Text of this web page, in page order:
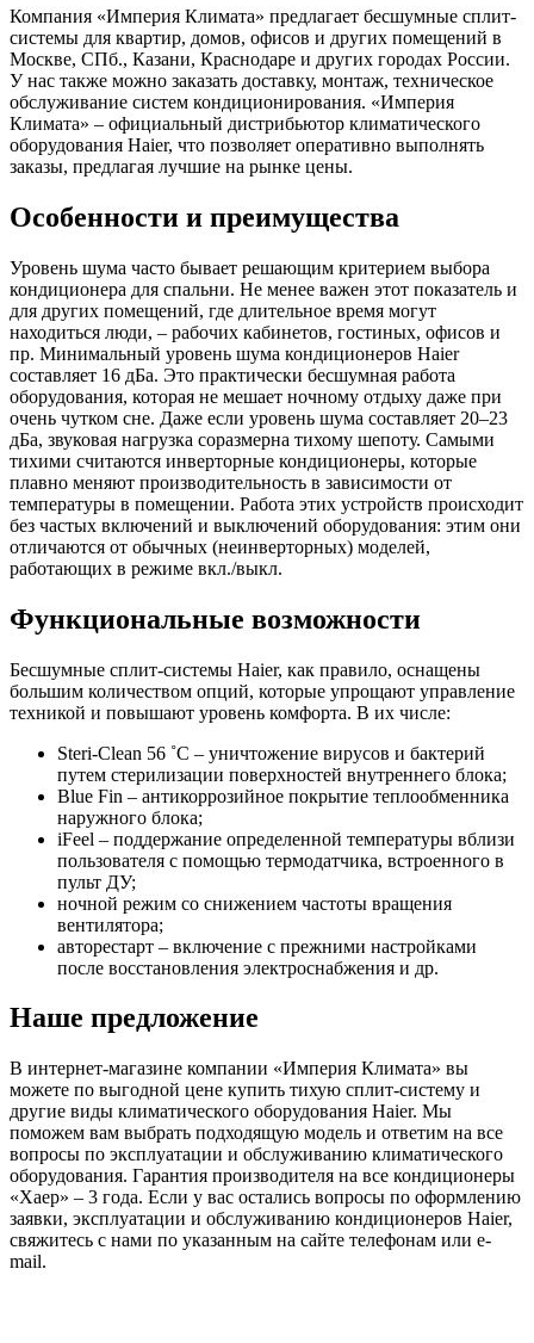
Компания «Империя Климата» предлагает бесшумные сплит-
системы для квартир, домов, офисов и других помещений в
Москве, СПб., Казани, Краснодаре и других городах России.
У нас также можно заказать доставку, монтаж, техническое
обслуживание систем кондиционирования. «Империя
Климата» – официальный дистрибьютор климатического
оборудования Haier, что позволяет оперативно выполнять
заказы, предлагая лучшие на рынке цены.
Особенности и преимущества
Уровень шума часто бывает решающим критерием выбора
кондиционера для спальни. Не менее важен этот показатель и
для других помещений, где длительное время могут
находиться люди, – рабочих кабинетов, гостиных, офисов и
пр. Минимальный уровень шума кондиционеров Haier
составляет 16 дБа. Это практически бесшумная работа
оборудования, которая не мешает ночному отдыху даже при
очень чутком сне. Даже если уровень шума составляет 20–23
дБа, звуковая нагрузка соразмерна тихому шепоту. Самыми
тихими считаются инверторные кондиционеры, которые
плавно меняют производительность в зависимости от
температуры в помещении. Работа этих устройств происходит
без частых включений и выключений оборудования: этим они
отличаются от обычных (неинверторных) моделей,
работающих в режиме вкл./выкл.
Функциональные возможности
Бесшумные сплит-системы Haier, как правило, оснащены
большим количеством опций, которые упрощают управление
техникой и повышают уровень комфорта. В их числе:
Steri-Clean 56 ˚C – уничтожение вирусов и бактерий
путем стерилизации поверхностей внутреннего блока;
Blue Fin – антикоррозийное покрытие теплообменника
наружного блока;
iFeel – поддержание определенной температуры вблизи
пользователя с помощью термодатчика, встроенного в
пульт ДУ;
ночной режим со снижением частоты вращения
вентилятора;
авторестарт – включение с прежними настройками
после восстановления электроснабжения и др.
Наше предложение
В интернет-магазине компании «Империя Климата» вы
можете по выгодной цене купить тихую сплит-систему и
другие виды климатического оборудования Haier. Мы
поможем вам выбрать подходящую модель и ответим на все
вопросы по эксплуатации и обслуживанию климатического
оборудования. Гарантия производителя на все кондиционеры
«Хаер» – 3 года. Если у вас остались вопросы по оформлению
заявки, эксплуатации и обслуживанию кондиционеров Haier,
свяжитесь с нами по указанным на сайте телефонам или e-
mail.